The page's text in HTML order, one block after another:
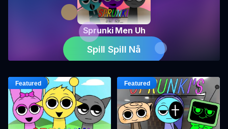
Sprunki Men Uh
Spill Spill Nå